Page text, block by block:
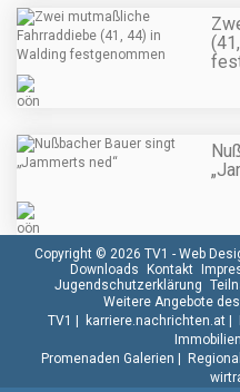
Copyright © 2026 TV1 - Web
Downloads Kontakt
Jugendschutzerklärung
Weitere Angebote
TV1 | karriere.nachrichten.at|
Immobilien
Promenaden Galerien |